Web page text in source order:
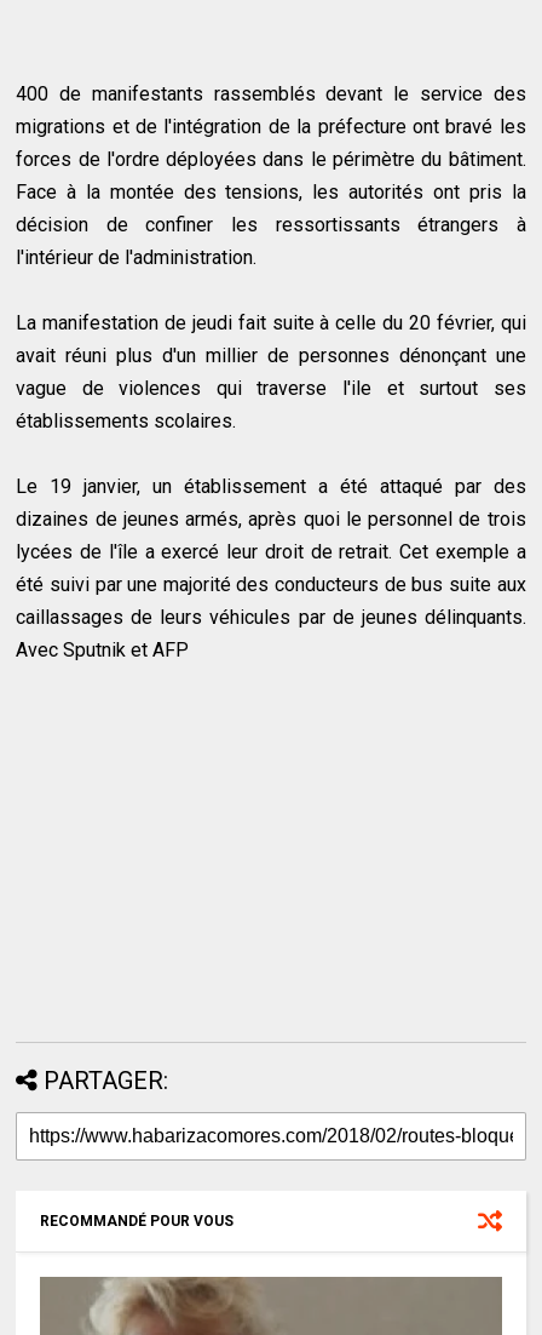
400 de manifestants rassemblés devant le service des
migrations et de l'intégration de la préfecture ont bravé les
forces de l'ordre déployées dans le périmètre du bâtiment.
Face à la montée des tensions, les autorités ont pris la
décision de confiner les ressortissants étrangers à
l'intérieur de l'administration.
La manifestation de jeudi fait suite à celle du 20 février, qui
avait réuni plus d'un millier de personnes dénonçant une
vague de violences qui traverse l'ile et surtout ses
établissements scolaires.
Le 19 janvier, un établissement a été attaqué par des
dizaines de jeunes armés, après quoi le personnel de trois
lycées de l'île a exercé leur droit de retrait. Cet exemple a
été suivi par une majorité des conducteurs de bus suite aux
caillassages de leurs véhicules par de jeunes délinquants.
Avec Sputnik et AFP
PARTAGER:
RECOMMANDÉ POUR VOUS